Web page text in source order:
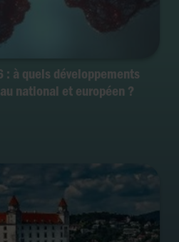
à quels développements
national et européen ?